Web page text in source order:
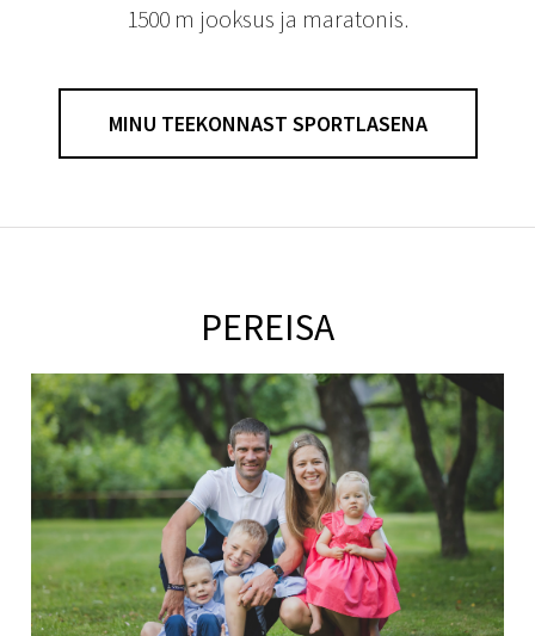
1500 m jooksus ja maratonis.
MINU TEEKONNAST SPORTLASENA
PEREISA